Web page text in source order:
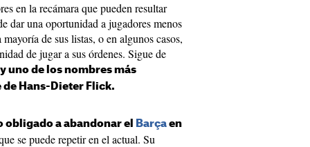
en la recámara que pueden resultar
dar una oportunidad a jugadores menos
de sus listas, o en algunos casos,
de jugar a sus órdenes. Sigue de
uno de los nombres más
de Hans-Dieter Flick.
obligado a abandonar el Barça en
se puede repetir en el actual. Su